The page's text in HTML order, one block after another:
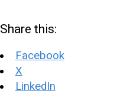
Share this:
Facebook
X
LinkedIn